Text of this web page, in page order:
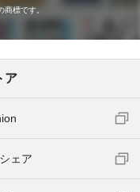
標です。
ア
ェア